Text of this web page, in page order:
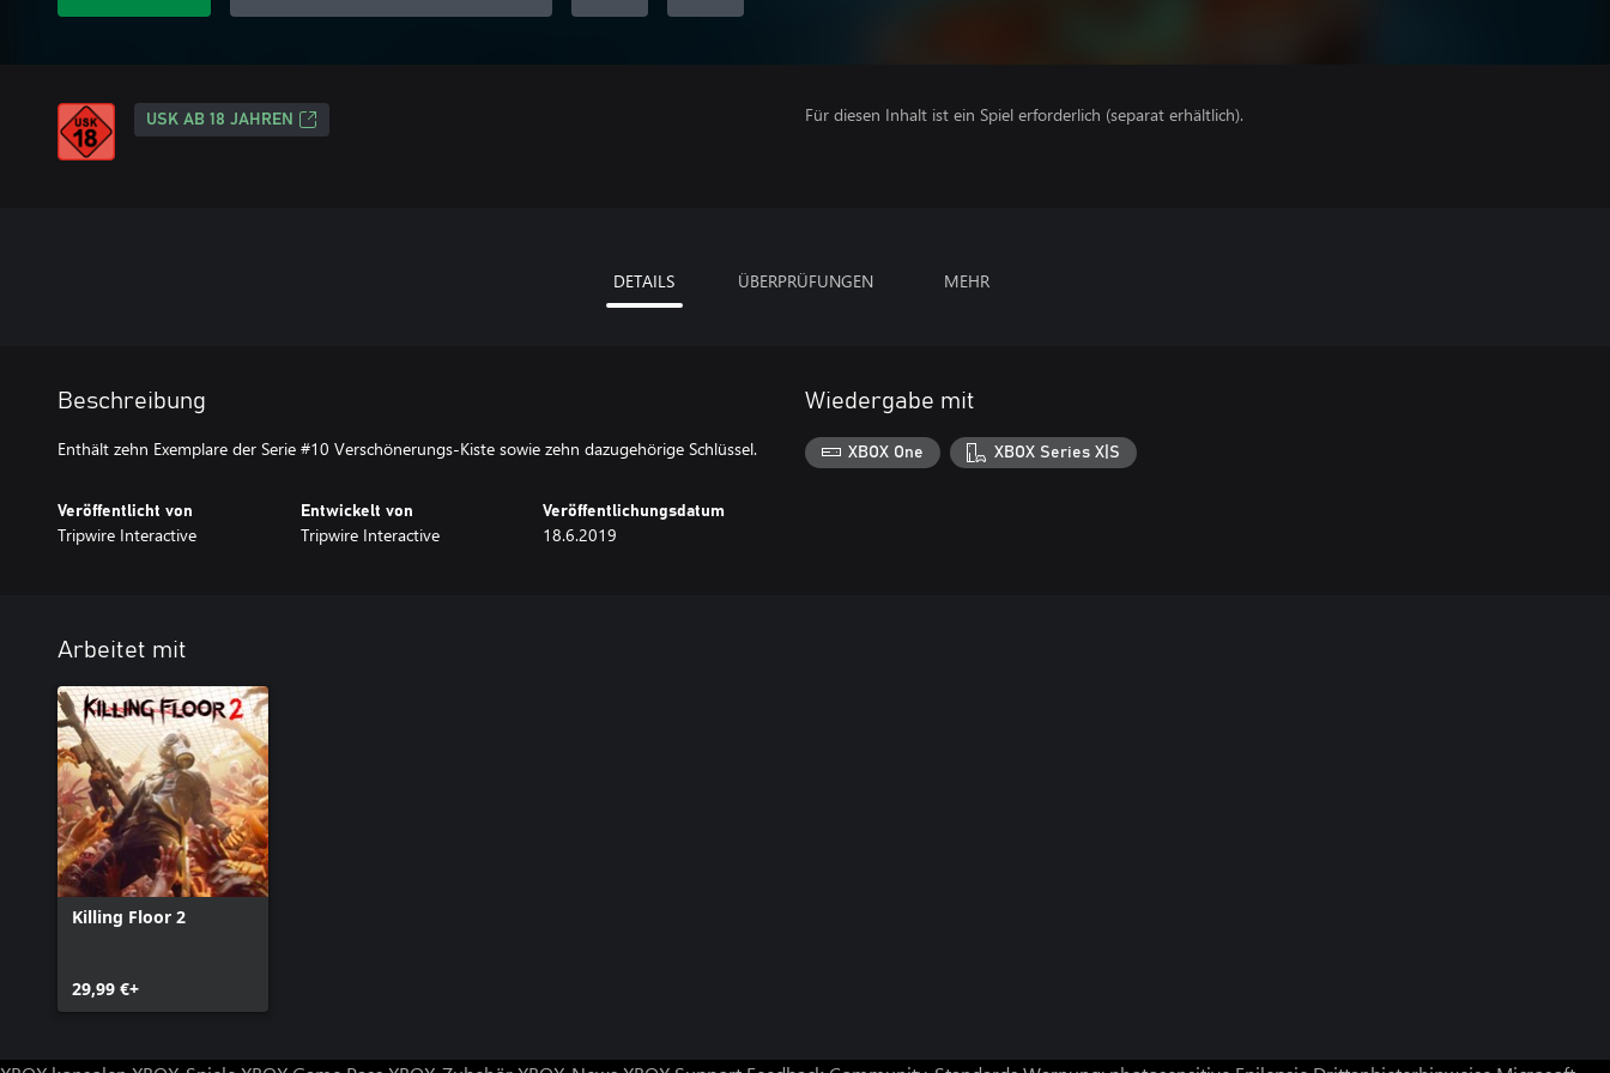
USK AB 18 JAHREN Für diesen Inhalt ist ein Spiel erforderlich (separat erhältlich).
DETAILS ÜBERPRÜFUNGEN MEHR
Beschreibung
Veröffentlicht von
Tripwire Interactive
Entwickelt von
Tripwire Interactive
Veröffentlichungsdatum
18.6.2019
Wiedergabe mit
XBOX One XBOX Series X|S
Arbeitet mit
Killing Floor 2
29,99 €+